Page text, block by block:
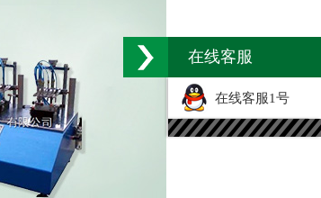
在线客服
在线客服1号